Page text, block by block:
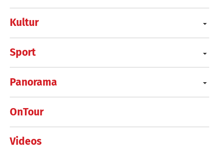
Kultur
Sport
Panorama
OnTour
Videos